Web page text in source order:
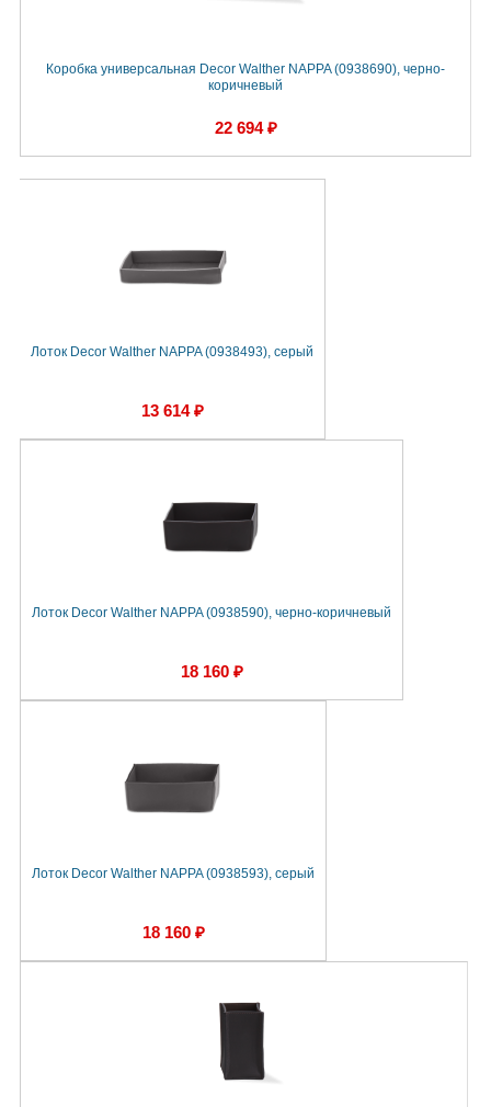
Коробка универсальная Decor Walther NAPPA (0938690), черно-
коричневый
22 694 ₽
Лоток Decor Walther NAPPA (0938493), серый
13 614 ₽
Лоток Decor Walther NAPPA (0938590), черно-коричневый
18 160 ₽
Лоток Decor Walther NAPPA (0938593), серый
18 160 ₽